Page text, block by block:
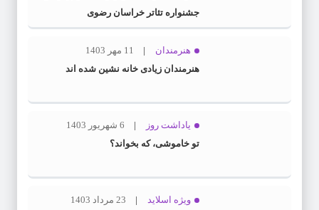
جشنواره تئاتر خراسان رضوی
هنرمندان
11 مهر 1403
هنرمندان زیادی خانه نشین شده اند
یاداشت روز
6 شهریور 1403
تو خاموشی، که بخواند؟
ویژه اسلاید
23 مرداد 1403